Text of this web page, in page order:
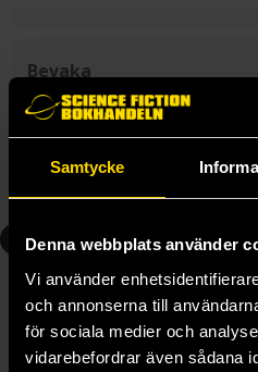
Samtycke
Denna webbplats använder
Vi använder
och annonserna till
för sociala medier och
vidarebefordrar även sådana
Bevaka
Bevaka "Salvation Cycle" och
i serien blir tillgänglig för